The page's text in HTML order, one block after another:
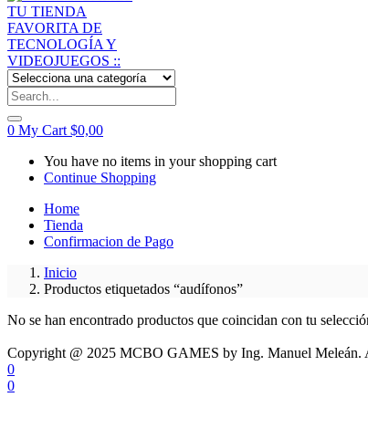
0 My Cart $0,00
You have no items in your shopping cart
Continue Shopping
Home
Tienda
Confirmacion de Pago
Inicio
Productos etiquetados “audífonos”
No se han encontrado productos que coincidan con tu
Copyright @ 2025 MCBO GAMES by Ing. Manuel Meleán.
0
0